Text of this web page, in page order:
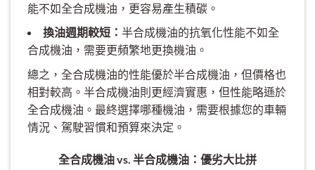
能不如全合成機油，更容易產生積碳。
換油週期較短： 半合成機油的抗氧化性能不如全
合成機油，需要更頻繁地更換機油。
總之，全合成機油的性能優於半合成機油，但價格也
相對較高。半合成機油則更經濟實惠，但性能略遜於
全合成機油。最終選擇哪種機油，需要根據您的車輛
情況、駕駛習慣和預算來決定。
全合成機油 vs. 半合成機油：優劣大比拼